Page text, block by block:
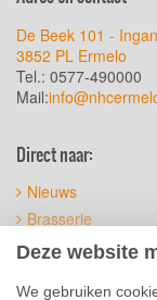
De Beek 101 -
3852 PL Ermelo
Tel.: 0577-490000
Mail:
Direct naar:
Nieuws
Brasserie
Het terrein
Deze website
We gebruiken